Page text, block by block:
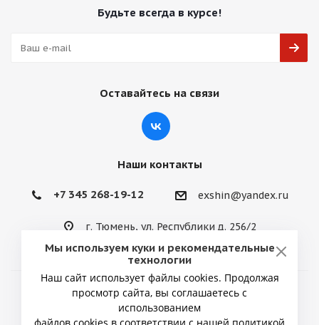
Будьте всегда в курсе!
Оставайтесь на связи
Наши контакты
+7 345 268-19-12 exshin@yandex.ru
г. Тюмень, ул. Республики д. 256/2
2026 © ИП Снытко Юрий Викторович
Мы используем куки и рекомендательные
технологии
Наш сайт использует файлы cookies. Продолжая
просмотр сайта, вы соглашаетесь с
использованием